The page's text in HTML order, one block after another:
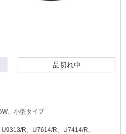
品切れ中
、小型タイプ
R、U7614/R、U7414/R、